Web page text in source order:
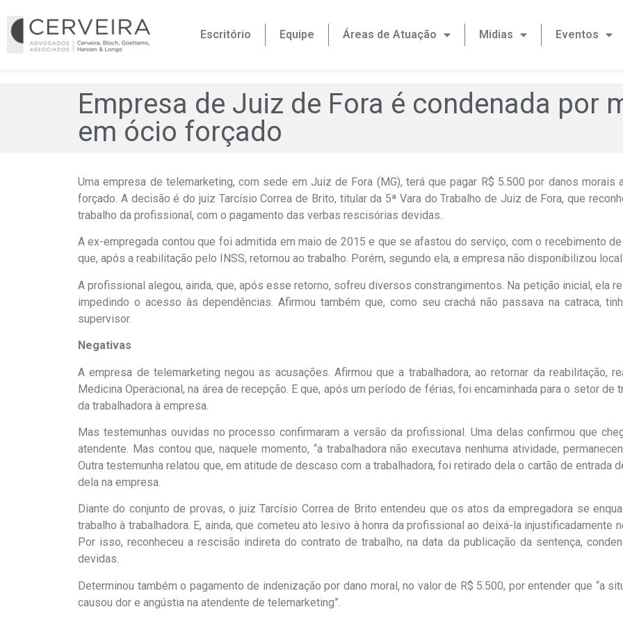
Escritório Equipe Áreas de Atuação Midias Eventos
Empresa de Juiz de Fora é condenada por
em ócio forçado
Uma empresa de telemarketing, com sede em Juiz de Fora (MG), terá que pagar R$ 5.500 por danos
forçado. A decisão é do juiz Tarcísio Correa de Brito, titular da 5ª Vara do Trabalho de Juiz de Fora, que
trabalho da profissional, com o pagamento das verbas rescisórias devidas.
A ex-empregada contou que foi admitida em maio de 2015 e que se afastou do serviço, com o recebimento
que, após a reabilitação pelo INSS, retornou ao trabalho. Porém, segundo ela, a empresa não disponibilizou
A profissional alegou, ainda, que, após esse retorno, sofreu diversos constrangimentos. Na petição inicial, ela
impedindo o acesso às dependências. Afirmou também que, como seu crachá não passava na catraca,
supervisor.
Negativas
A empresa de telemarketing negou as acusações. Afirmou que a trabalhadora, ao retornar da reabilitação,
Medicina Operacional, na área de recepção. E que, após um período de férias, foi encaminhada para o setor
da trabalhadora à empresa.
Mas testemunhas ouvidas no processo confirmaram a versão da profissional. Uma delas confirmou que
atendente. Mas contou que, naquele momento, “a trabalhadora não executava nenhuma atividade,
Outra testemunha relatou que, em atitude de descaso com a trabalhadora, foi retirado dela o cartão de entrada
dela na empresa.
Diante do conjunto de provas, o juiz Tarcísio Correa de Brito entendeu que os atos da empregadora se
trabalho à trabalhadora. E, ainda, que cometeu ato lesivo à honra da profissional ao deixá-la
Por isso, reconheceu a rescisão indireta do contrato de trabalho, na data da publicação da sentença,
devidas.
Determinou também o pagamento de indenização por dano moral, no valor de R$ 5.500, por entender que “a
causou dor e angústia na atendente de telemarketing”.